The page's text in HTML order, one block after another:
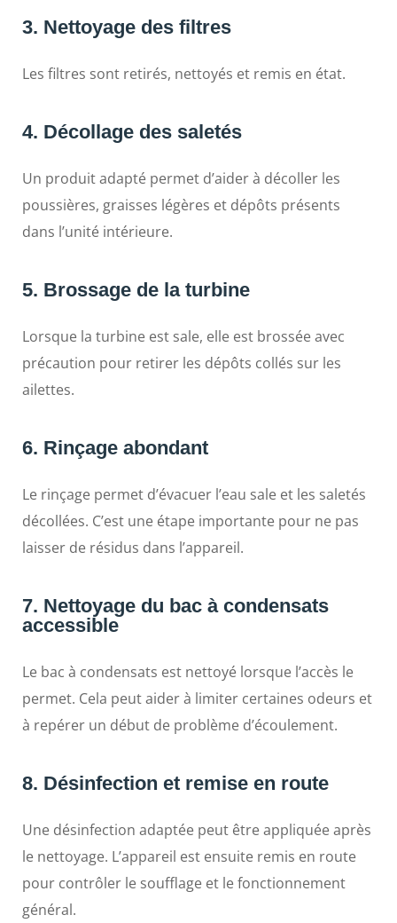
3. Nettoyage des filtres
Les filtres sont retirés, nettoyés et remis en état.
4. Décollage des saletés
Un produit adapté permet d’aider à décoller les
poussières, graisses légères et dépôts présents
dans l’unité intérieure.
5. Brossage de la turbine
Lorsque la turbine est sale, elle est brossée avec
précaution pour retirer les dépôts collés sur les
ailettes.
6. Rinçage abondant
Le rinçage permet d’évacuer l’eau sale et les saletés
décollées. C’est une étape importante pour ne pas
laisser de résidus dans l’appareil.
7. Nettoyage du bac à condensats
accessible
Le bac à condensats est nettoyé lorsque l’accès le
permet. Cela peut aider à limiter certaines odeurs et
à repérer un début de problème d’écoulement.
8. Désinfection et remise en route
Une désinfection adaptée peut être appliquée après
le nettoyage. L’appareil est ensuite remis en route
pour contrôler le soufflage et le fonctionnement
général.